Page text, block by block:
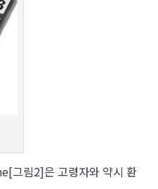
그림2]은 고령자와 약시 환